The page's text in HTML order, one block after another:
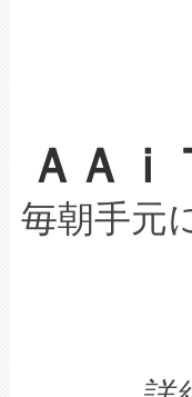
加組織は
選定され
取得でき
設には、
最高経営
す。「当
ームを利
きます。
事業者の
系統連系
限を超え
持できる
ービスレ
テリー性
念は、現
ます。
狭視野の
ケーブル
なレーザ
な環境下
キロメー
LiDAR for
は1535
イズの小
す。ノー
ＡＡ
毎朝手元